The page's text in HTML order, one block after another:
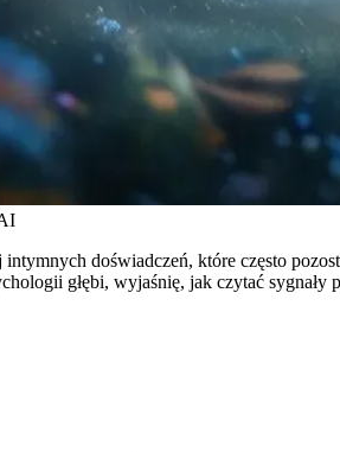
intymnych doświadczeń, które często
głębi, wyjaśnię, jak czytać